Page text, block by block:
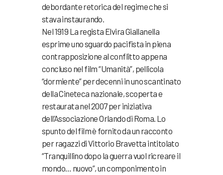
debordante retorica del regime che si
stava instaurando.
Nel 1919 La regista Elvira Giallanella
esprime uno sguardo pacifista in piena
contrapposizione al conflitto appena
concluso nel film “Umanità”, pellicola
“dormiente” per decenni in uno scantinato
della Cineteca nazionale, scoperta e
restaurata nel 2007 per iniziativa
dell’Associazione Orlando di Roma. Lo
spunto del film è fornito da un racconto
per ragazzi di Vittorio Bravetta intitolato
“Tranquillino dopo la guerra vuol ricreare il
mondo… nuovo”, un componimento in